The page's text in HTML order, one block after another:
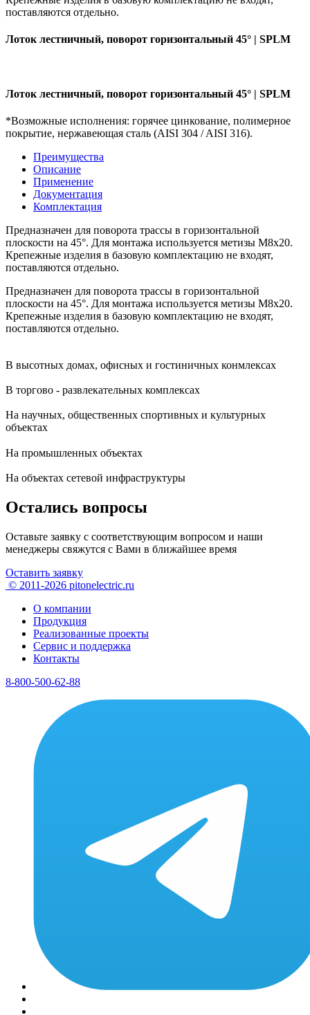
поставляются отдельно.
Лоток лестничный, поворот горизонтальный 45° | SPLM
Лоток лестничный, поворот горизонтальный 45° | SPLM
*Возможные исполнения: горячее цинкование, полимерное
покрытие, нержавеющая сталь (AISI 304 / AISI 316).
Преимущества
Описание
Применение
Документация
Комплектация
Предназначен для поворота трассы в горизонтальной
плоскости на 45°. Для монтажа используется метизы М8х20.
Крепежные изделия в базовую комплектацию не входят,
поставляются отдельно.
Предназначен для поворота трассы в горизонтальной
плоскости на 45°. Для монтажа используется метизы М8х20.
Крепежные изделия в базовую комплектацию не входят,
поставляются отдельно.
В высотных домах, офисных и гостиничных конмлексах
В торгово - развлекательных комплексах
На научных, общественных спортивных и культурных
объектах
На промышленных объектах
На объектах сетевой инфраструктуры
Остались вопросы
Оставьте заявку с соответствующим вопросом и наши
менеджеры свяжутся с Вами в ближайшее время
Оставить заявку
© 2011-2026 pitonelectric.ru
О компании
Продукция
Реализованные проекты
Сервис и поддержка
Контакты
8-800-500-62-88